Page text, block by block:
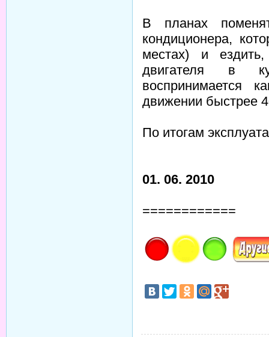
В планах
кондиционера,
местах) и ездить,
двигателя в
воспринимается
движении быстрее
По итогам
01. 06. 2010
============